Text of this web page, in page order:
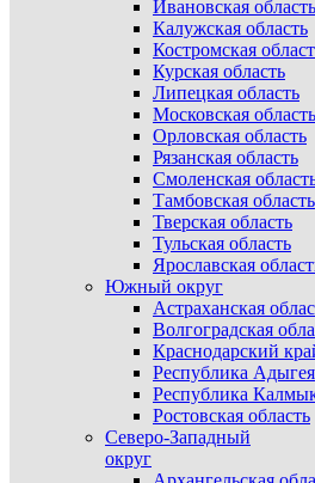
Ивановская область
Калужская область
Костромская
Курская область
Липецкая область
Московская область
Орловская область
Рязанская область
Смоленская
Тамбовская область
Тверская область
Тульская область
Ярославская
Южный округ
Астраханская
Волгоградская
Краснодарский
Республика Адыгея
Республика
Ростовская область
Северо-Западный
округ